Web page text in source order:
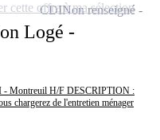
Logé -
- Montreuil H/F DESCRIPTION :
chargerez de l'entretien ménager
CDINon renseigné
cette offre à ma sélection